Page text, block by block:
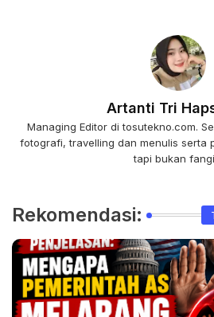
Artanti Tri
Managing Editor di tosutekno.com.
fotografi, travelling dan menulis serta
tapi bukan
Rekomendasi: